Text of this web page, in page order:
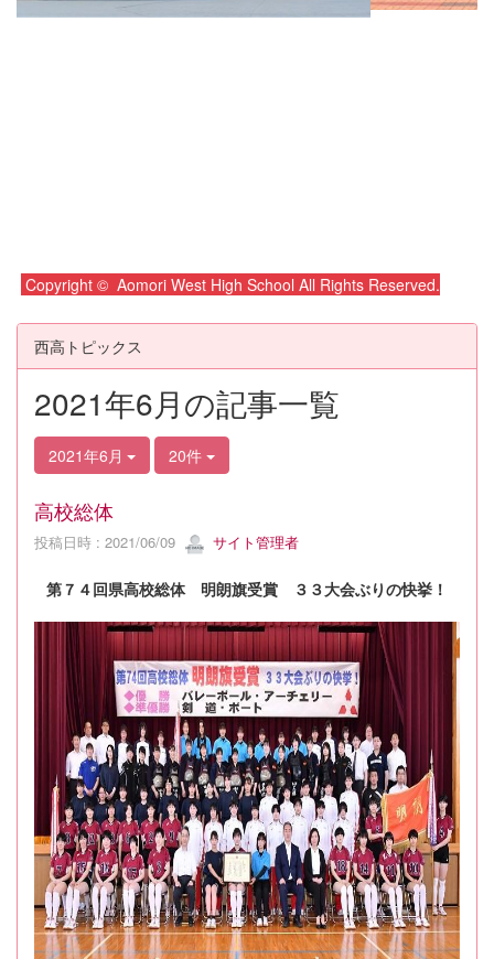
Copyright © Aomori West High School All Rights Reserved.
西高トピックス
2021年6月の記事一覧
2021年6月 20件
高校総体
投稿日時 : 2021/06/09 サイト管理者
第７４回県高校総体 明朗旗受賞 ３３大会ぶりの快挙！